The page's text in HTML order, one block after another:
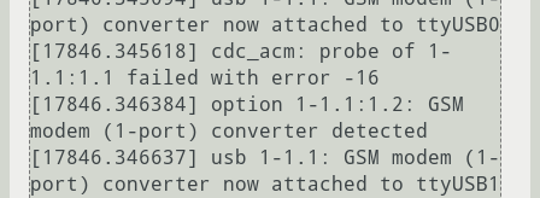
port) converter now attached to ttyUSB0
[17846.345618] cdc_acm: probe of 1-
1.1:1.1 failed with error -16
[17846.346384] option 1-1.1:1.2: GSM
modem (1-port) converter detected
[17846.346637] usb 1-1.1: GSM modem (1-
port) converter now attached to ttyUSB1